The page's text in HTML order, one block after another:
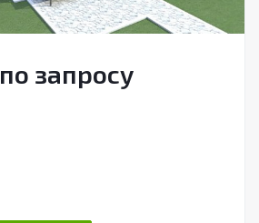
по запросу